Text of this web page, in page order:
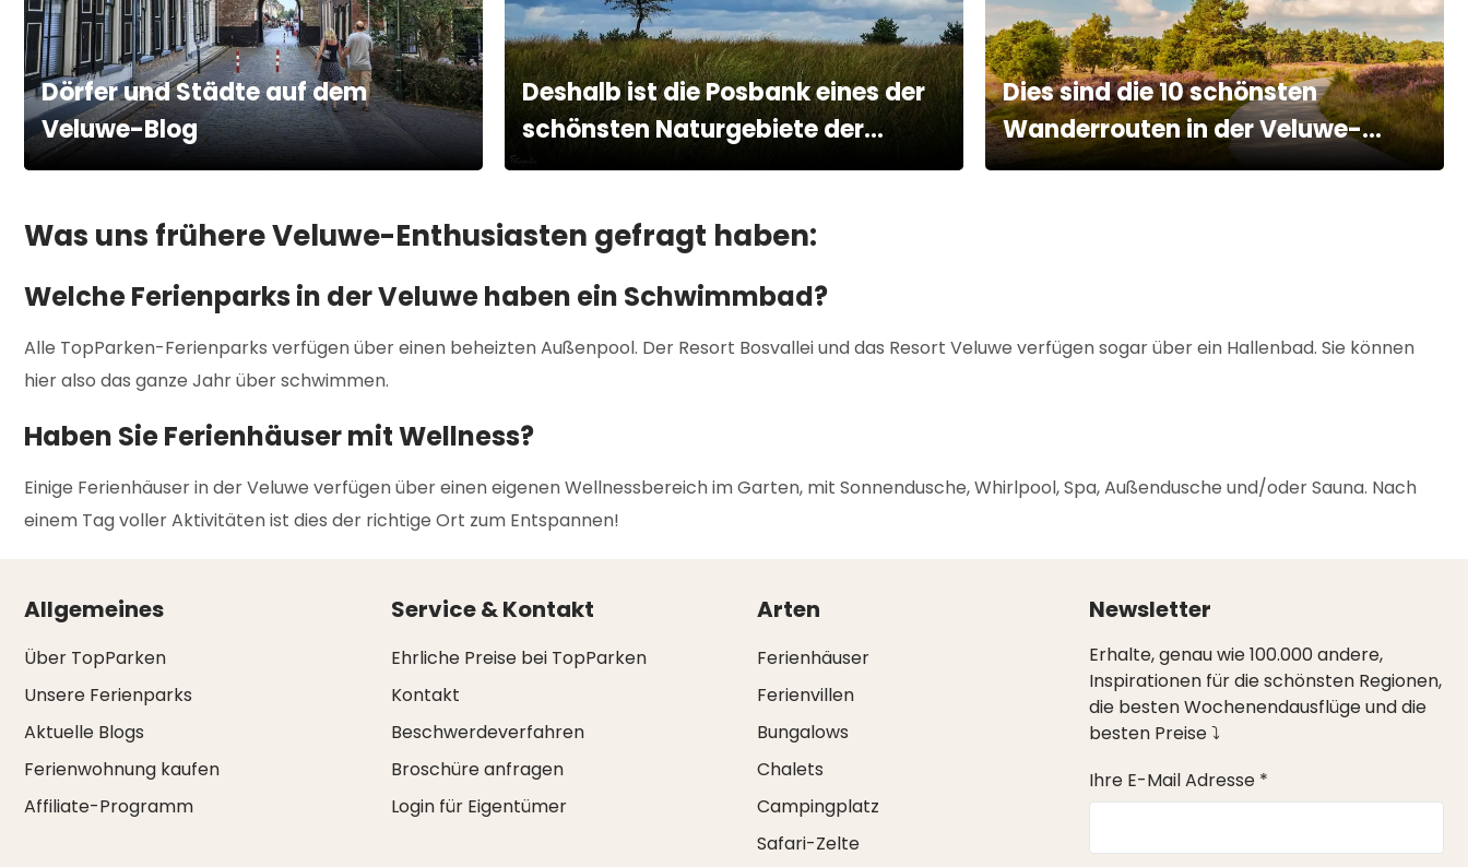
Dörfer und Städte auf dem
Veluwe-Blog
Deshalb ist die Posbank eines der
schönsten Naturgebiete der
Niederlande.
Dies sind die 10 schönsten
Wanderrouten in der Veluwe-
Region
Was uns frühere Veluwe-Enthusiasten gefragt haben:
Welche Ferienparks in der Veluwe haben ein Schwimmbad?
Alle TopParken-Ferienparks verfügen über einen beheizten Außenpool. Der Resort Bosvallei und das Resort Veluwe verfügen sogar über ein Hallenbad. Sie können
hier also das ganze Jahr über schwimmen.
Haben Sie Ferienhäuser mit Wellness?
Einige Ferienhäuser in der Veluwe verfügen über einen eigenen Wellnessbereich im Garten, mit Sonnendusche, Whirlpool, Spa, Außendusche und/oder Sauna. Nach
einem Tag voller Aktivitäten ist dies der richtige Ort zum Entspannen!
Allgemeines
Über TopParken
Unsere Ferienparks
Aktuelle Blogs
Ferienwohnung kaufen
Affiliate-Programm
Service & Kontakt
Ehrliche Preise bei TopParken
Kontakt
Beschwerdeverfahren
Broschüre anfragen
Login für Eigentümer
Arten
Ferienhäuser
Ferienvillen
Bungalows
Chalets
Campingplatz
Safari-Zelte
Newsletter
Erhalte, genau wie 100.000 andere,
Inspirationen für die schönsten Regionen,
die besten Wochenendausflüge und die
besten Preise ⤵
Ihre E-Mail Adresse *